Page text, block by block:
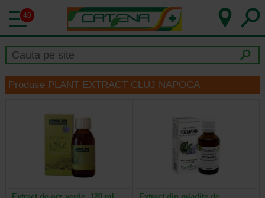
40
Produse PLANT EXTRACT CLUJ NAPOCA